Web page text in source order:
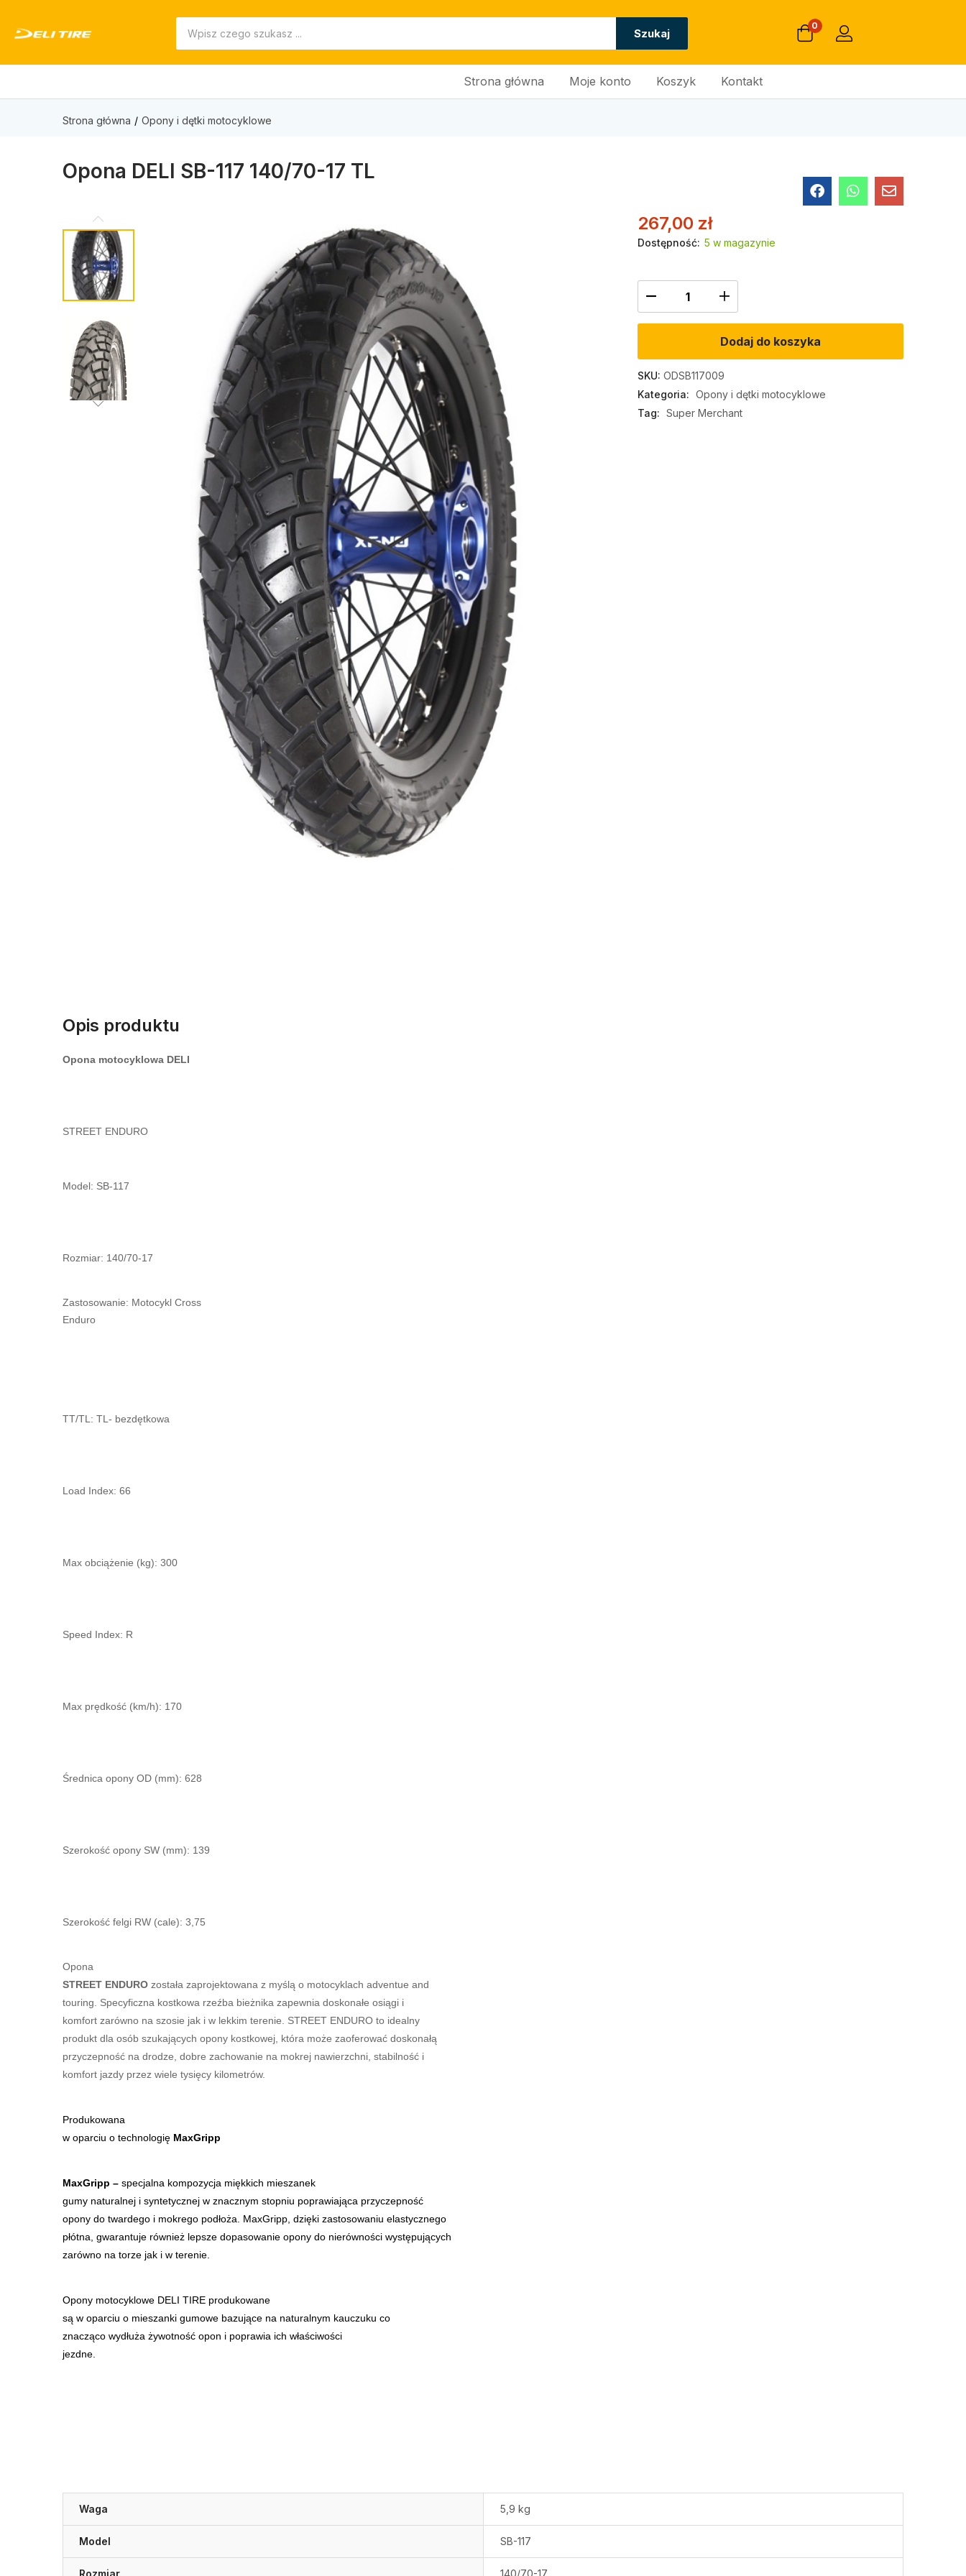
Szukaj
0
Strona główna Moje konto Koszyk Kontakt
Strona główna Opony i dętki motocyklowe
Opona DELI SB-117 140/70-17 TL
267,00 zł
Dostępność: 5 w magazynie
Dodaj do koszyka
SKU: ODSB117009
Kategoria: Opony i dętki motocyklowe
Tag: Super Merchant
Opis produktu
Opona motocyklowa DELI
STREET ENDURO
Model: SB-117
Rozmiar: 140/70-17
Zastosowanie: Motocykl Cross
Enduro
TT/TL: TL- bezdętkowa
Load Index: 66
Max obciążenie (kg): 300
Speed Index: R
Max prędkość (km/h): 170
Średnica opony OD (mm): 628
Szerokość opony SW (mm): 139
Szerokość felgi RW (cale): 3,75
Opona
STREET ENDURO została zaprojektowana z myślą o motocyklach adventue and
touring. Specyficzna kostkowa rzeźba bieżnika zapewnia doskonałe osiągi i
komfort zarówno na szosie jak i w lekkim terenie. STREET ENDURO to idealny
produkt dla osób szukających opony kostkowej, która może zaoferować doskonałą
przyczepność na drodze, dobre zachowanie na mokrej nawierzchni, stabilność i
komfort jazdy przez wiele tysięcy kilometrów.
Produkowana
w oparciu o technologię MaxGripp
MaxGripp – specjalna kompozycja miękkich mieszanek
gumy naturalnej i syntetycznej w znacznym stopniu poprawiająca przyczepność
opony do twardego i mokrego podłoża. MaxGripp, dzięki zastosowaniu elastycznego
płótna, gwarantuje również lepsze dopasowanie opony do nierówności występujących
zarówno na torze jak i w terenie.
Opony motocyklowe DELI TIRE produkowane
są w oparciu o mieszanki gumowe bazujące na naturalnym kauczuku co
znacząco wydłuża żywotność opon i poprawia ich właściwości
jezdne.
Waga 5,9 kg
Model SB-117
Rozmiar 140/70-17